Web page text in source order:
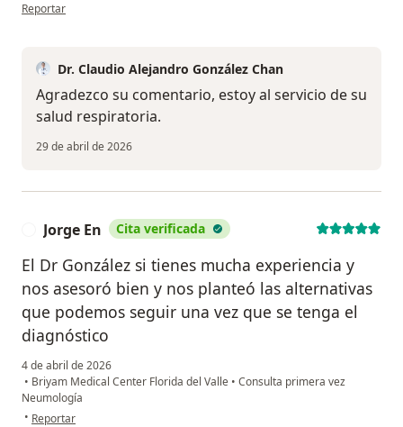
Reportar
Dr. Claudio Alejandro González Chan
Agradezco su comentario, estoy al servicio de su
salud respiratoria.
29 de abril de 2026
Jorge En Cita verificada
El Dr González si tienes mucha experiencia y
nos asesoró bien y nos planteó las alternativas
que podemos seguir una vez que se tenga el
diagnóstico
4 de abril de 2026
• Briyam Medical Center Florida del Valle • Consulta primera vez
Neumología
• en opinión del usuario Jorge En
Reportar